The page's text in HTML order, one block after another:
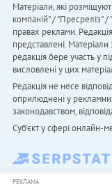
Матеріали, які
компаній" / "Пресреліз"
правах реклами.
представлені.
редакція бере участь у
висловлені у цих
Редакція не несе
оприлюднені у
законодавством,
Cуб'єкт у сфері онлайн-
РЕКЛАМА